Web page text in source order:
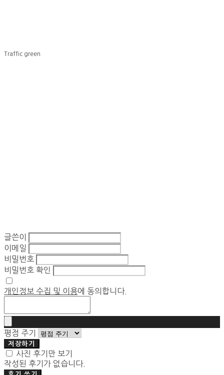
Traffic green
글쓴이
이메일
비밀번호
비밀번호 확인
개인정보 수집 및 이용에 동의합니다.
평점 주기
저장하기
사진 후기만 보기
작성된 후기가 없습니다.